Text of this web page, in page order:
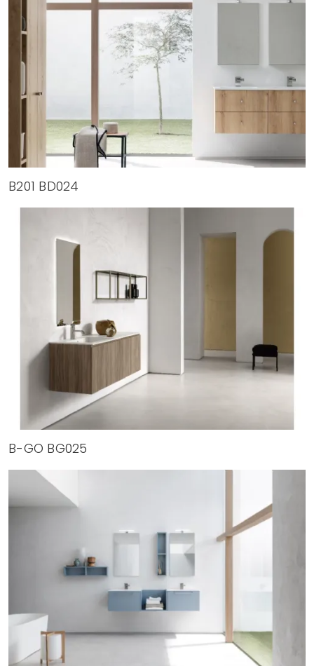
B201 BD024
B-GO BG025